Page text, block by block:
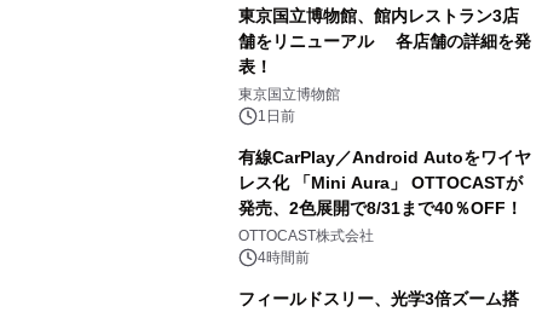
東京国立博物館、館内レストラン3店
舗をリニューアル 各店舗の詳細を発
表！
東京国立博物館
1日前
有線CarPlay／Android Autoをワイヤ
レス化 「Mini Aura」 OTTOCASTが
発売、2色展開で8/31まで40％OFF！
OTTOCAST株式会社
4時間前
フィールドスリー、光学3倍ズーム搭